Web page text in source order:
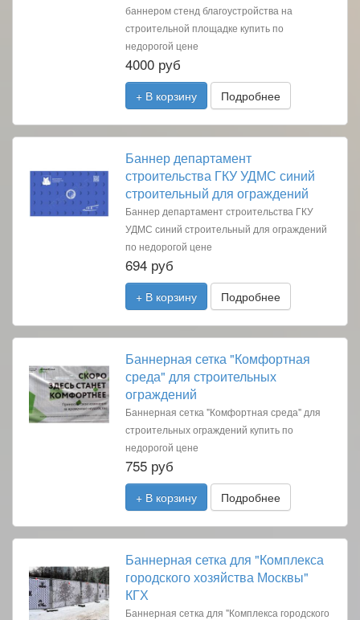
баннером стенд благоустройства на
строительной площадке купить по
недорогой цене
4000 руб
+ В корзину Подробнее
Баннер департамент
строительства ГКУ УДМС синий
строительный для ограждений
Баннер департамент строительства ГКУ
УДМС синий строительный для ограждений
по недорогой цене
694 руб
+ В корзину Подробнее
Баннерная сетка "Комфортная
среда" для строительных
ограждений
Баннерная сетка "Комфортная среда" для
строительных ограждений купить по
недорогой цене
755 руб
+ В корзину Подробнее
Баннерная сетка для "Комплекса
городского хозяйства Москвы"
КГХ
Баннерная сетка для "Комплекса городского